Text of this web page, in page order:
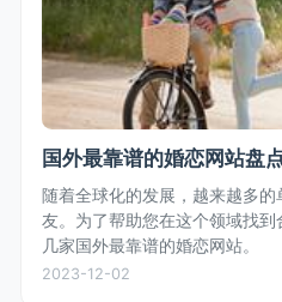
国外最靠谱的婚恋网站盘
随着全球化的发展，越来越多
友。为了帮助您在这个领域找
几家国外最靠谱的婚恋网站。
2023-12-02